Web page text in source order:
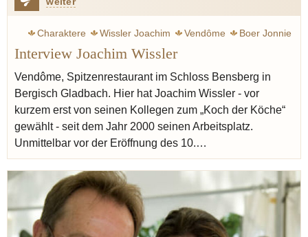
Charaktere Wissler Joachim Vendôme
Boer Jonnie
Jürgens Christian
Erfort Klaus
Ästhetik
Botschaft Ruhe Buchweizen
Interview Joachim Wissler
Vendôme, Spitzenrestaurant im Schloss Bensberg in
Bergisch Gladbach. Hier hat Joachim Wissler - vor
kurzem erst von seinen Kollegen zum „Koch der Köche“
gewählt - seit dem Jahr 2000 seinen Arbeitsplatz.
Unmittelbar vor der Eröffnung des 10.…